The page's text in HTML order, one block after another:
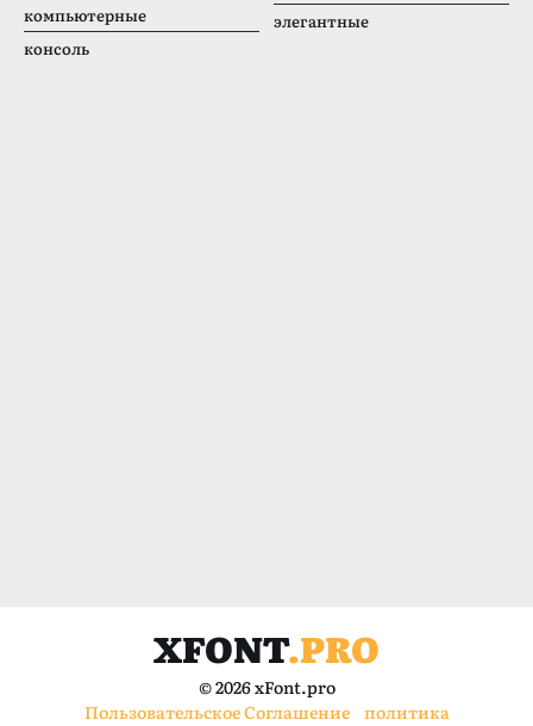
компьютерные
консоль
элегантные
XFONT.PRO
© 2026 xFont.pro
Пользовательское Соглашение
политика